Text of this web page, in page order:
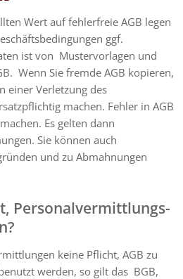
Wert auf fehlerfreie AGB legen
ggf.
ist von Mustervorlagen und
Wenn Sie fremde AGB kopieren,
einer Verletzung des
machen. Fehler in AGB
Es gelten dann
Sie können auch
und zu Abmahnungen
Personalvermittlungs-
keine Pflicht, AGB zu
werden, so gilt das BGB,